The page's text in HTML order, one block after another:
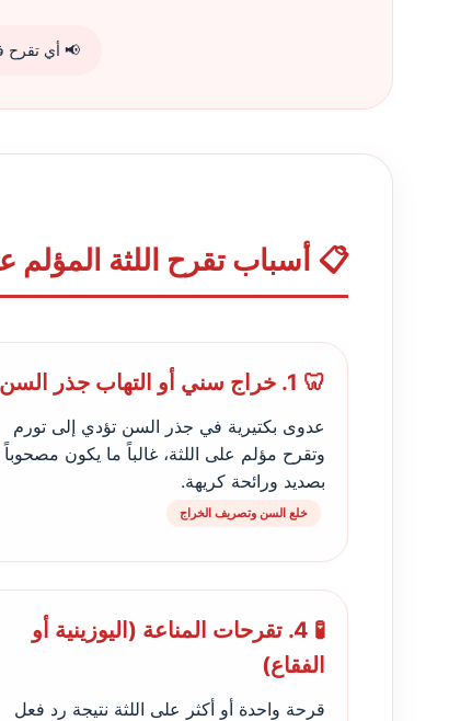
📢 أي تقرح في اللثة يستمر
📋 أسباب تقرح اللثة المؤلم
🦷 1. خراج سني أو التهاب جذر السن
عدوى بكتيرية في جذر السن تؤدي إلى تورم
وتقرح مؤلم على اللثة، غالباً ما يكون مصحوباً
بصديد ورائحة كريهة.
خلع السن وتصريف الخراج
🧪 4. تقرحات المناعة (اليوزينية أو
الفقاع)
قرحة واحدة أو أكثر على اللثة نتيجة رد فعل